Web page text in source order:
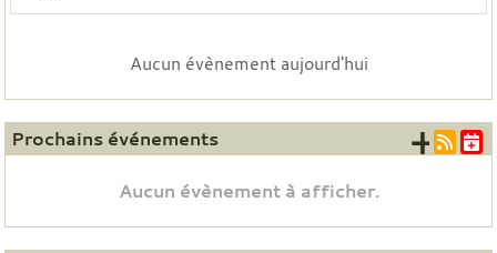
Aucun évènement aujourd'hui
Prochains événements
Aucun évènement à afficher.
+